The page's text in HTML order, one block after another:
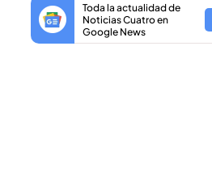
Toda la actualidad de
Noticias Cuatro en
Google News